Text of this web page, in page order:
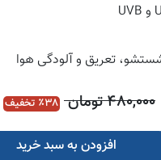
تعریق و آلودگی هوا
480,000تومان 38٪ تخفیف
افزودن به سبد خرید